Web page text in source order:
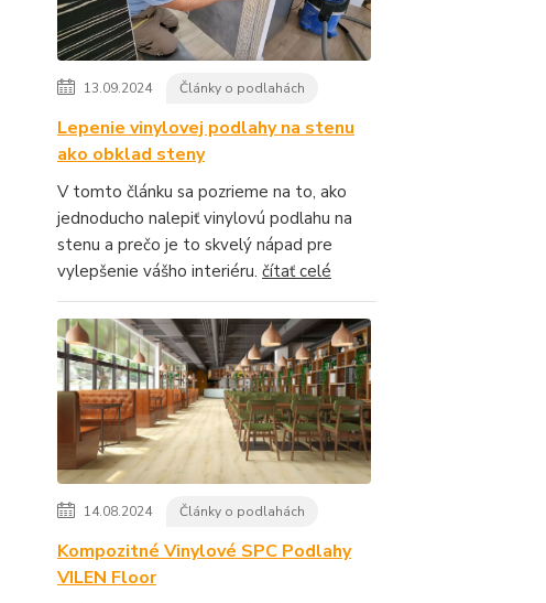
13.09.2024 Články o podlahách
Lepenie vinylovej podlahy na stenu
ako obklad steny
V tomto článku sa pozrieme na to, ako
jednoducho nalepiť vinylovú podlahu na
stenu a prečo je to skvelý nápad pre
vylepšenie vášho interiéru. čítať celé
14.08.2024 Články o podlahách
Kompozitné Vinylové SPC Podlahy
VILEN Floor